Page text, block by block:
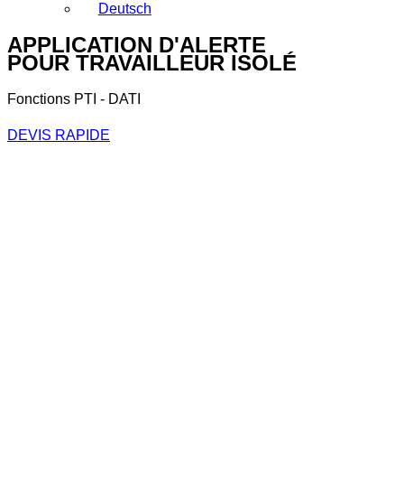
Deutsch
APPLICATION D'ALERTE
POUR TRAVAILLEUR ISOLÉ
Fonctions PTI - DATI
DEVIS RAPIDE